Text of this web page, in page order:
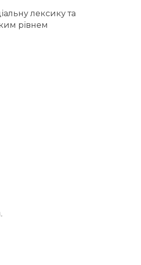
лексику та
рівнем